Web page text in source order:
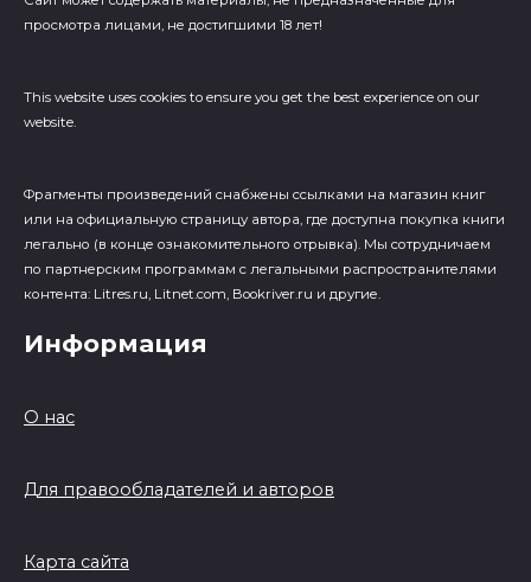
просмотра лицами, не достигшими 18 лет!
This website uses cookies to ensure you get the best experience on our
website.
Фрагменты произведений cнабжены ссылками на магазин книг
или на официальную страницу автора, где доступна покупка книги
легально (в конце ознакомительного отрывка). Мы сотрудничаем
по партнерским программам с легальными распространителями
контента: Litres.ru, Litnet.com, Bookriver.ru и другие.
Информация
О нас
Для правообладателей и авторов
Карта сайта